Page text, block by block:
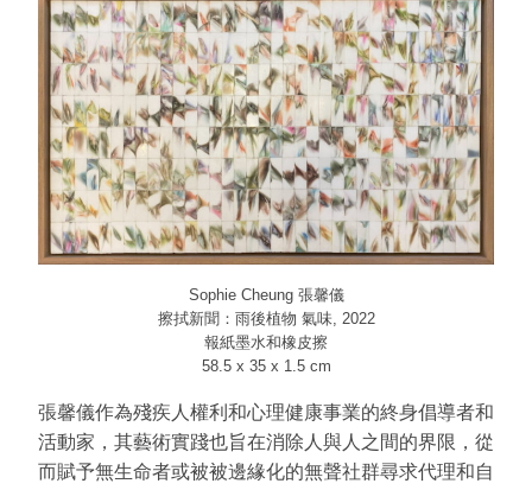
Sophie Cheung 張馨儀
擦拭新聞：雨後植物 氣味, 2022
報紙墨水和橡皮擦
58.5 x 35 x 1.5 cm
張馨儀作為殘疾人權利和心理健康事業的終身倡導者和
活動家，其藝術實踐也旨在消除人與人之間的界限，從
而賦予無生命者或被被邊緣化的無聲社群尋求代理和自